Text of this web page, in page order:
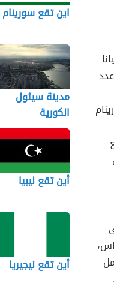
سورينام
اين تقع سورينام
مدينة سيئول
الكورية
أين تقع ليبيا
أين تقع نيجيريا